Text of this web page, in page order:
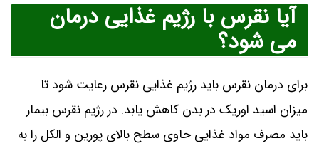
آیا نقرس با رژیم غذایی درمان
می شود؟
برای درمان نقرس باید رژیم غذایی نقرس رعایت شود تا
میزان اسید اوریک در بدن کاهش یابد. در رژیم نقرس بیمار
باید مصرف مواد غذایی حاوی سطح بالای پورین و الکل را به